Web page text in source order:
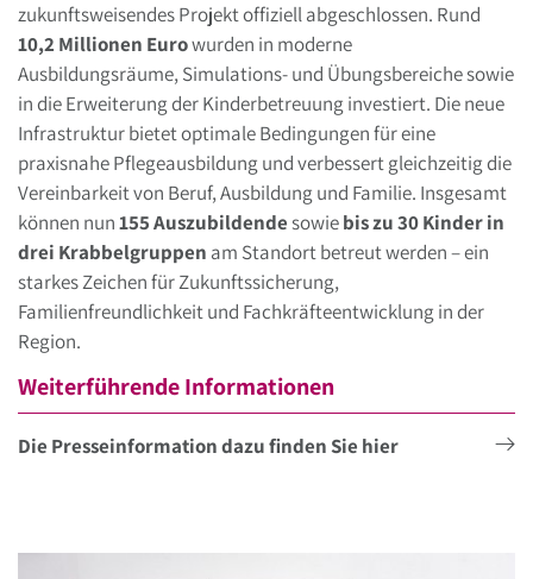
zukunftsweisendes Projekt offiziell abgeschlossen. Rund
10,2 Millionen Eurowurden in moderne
Ausbildungsräume, Simulations- und Übungsbereiche sowie
in die Erweiterung der Kinderbetreuung investiert. Die neue
Infrastruktur bietet optimale Bedingungen für eine
praxisnahe Pflegeausbildung und verbessert gleichzeitig die
Vereinbarkeit von Beruf, Ausbildung und Familie. Insgesamt
können nun155 Auszubildendesowiebis zu 30 Kinder in
drei Krabbelgruppen am Standort betreut werden – ein
starkes Zeichen für Zukunftssicherung,
Familienfreundlichkeit und Fachkräfteentwicklung in der
Region.
Weiterführende Informationen
Die Presseinformation dazu finden Sie hier